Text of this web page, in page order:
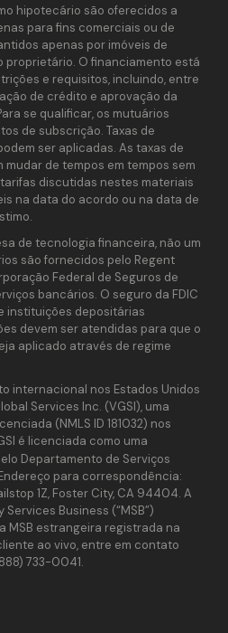
hipotecário são oferecidos a
para fins comerciais ou de
apenas por imóveis de
proprietário. O financiamento está
e requisitos, incluindo, entre
de crédito e aprovação da
se qualificar, os mutuários
de subscrição. Taxas de
ser aplicadas. As taxas de
de tempos em tempos sem
discutidas nestes materiais
na data do acordo ou na data de
de tecnologia financeira, não um
são fornecidos pelo Regent
Federal de Seguros de
bancários. O seguro da FDIC
instituições depositárias
devem ser atendidas para que o
aplicado através de regime
internacional nos Estados Unidos
Services Inc. (VGSI), uma
(NMLS ID 181032) nos
é licenciada como uma
Departamento de Serviços
para correspondência:
1Z, Foster City, CA 94404. A
Business (“MSB”)
MSB estrangeira registrada na
ao vivo, entre em contato
733-0041.